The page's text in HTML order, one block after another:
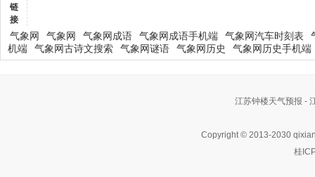
链
接
气象网 气象网 气象网成语 气象网成语手机端 气象网汽车时刻表
机端
气象网古诗文搜索 气象网谜语 气象网历史 气象网历史手机端
江苏钟楼天气预报 -
Copyright © 2013-2030
桂